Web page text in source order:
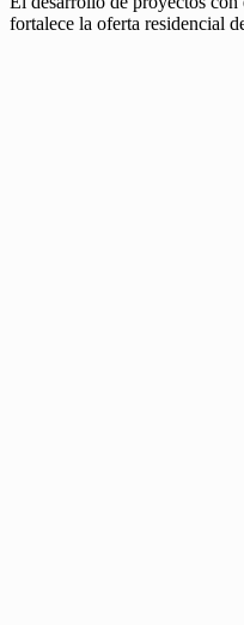
fortalece la oferta residencial